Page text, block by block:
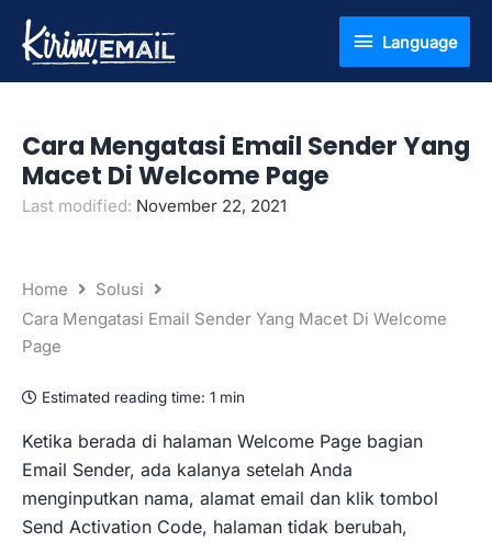
Language
Language
Cara Mengatasi Email Sender Yang
Macet Di Welcome Page
Last modified: November 22, 2021
Home
Solusi
Cara Mengatasi Email Sender Yang Macet Di Welcome
Page
Estimated reading time: 1 min
Ketika berada di halaman Welcome Page bagian
Email Sender, ada kalanya setelah Anda
menginputkan nama, alamat email dan klik tombol
Send Activation Code, halaman tidak berubah,